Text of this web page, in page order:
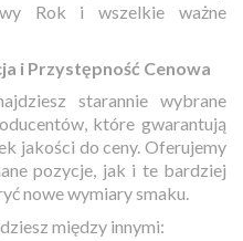
Rok i wszelkie ważne
i Przystępność Cenowa
starannie wybrane
które gwarantują
jakości do ceny. Oferujemy
pozycje, jak i te bardziej
nowe wymiary smaku.
między innymi: